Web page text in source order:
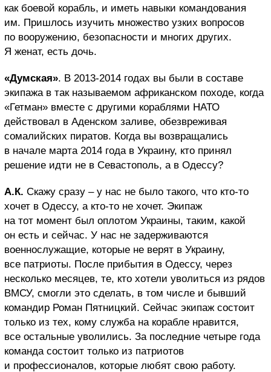
как боевой корабль, и иметь навыки командования
им. Пришлось изучить множество узких вопросов
по вооружению, безопасности и многих других.
Я женат, есть дочь.
«Думская». В 2013-2014 годах вы были в составе
экипажа в так называемом африканском походе, когда
«Гетман» вместе с другими кораблями НАТО
действовал в Аденском заливе, обезвреживая
сомалийских пиратов. Когда вы возвращались
в начале марта 2014 года в Украину, кто принял
решение идти не в Севастополь, а в Одессу?
А.К. Скажу сразу – у нас не было такого, что кто-то
хочет в Одессу, а кто-то не хочет. Экипаж
на тот момент был оплотом Украины, таким, какой
он есть и сейчас. У нас не задерживаются
военнослужащие, которые не верят в Украину,
все патриоты. После прибытия в Одессу, через
несколько месяцев, те, кто хотели уволиться из рядов
ВМСУ, смогли это сделать, в том числе и бывший
командир Роман Пятницкий. Сейчас экипаж состоит
только из тех, кому служба на корабле нравится,
все остальные уволились. За последние четыре года
команда состоит только из патриотов
и профессионалов, которые любят свою работу.